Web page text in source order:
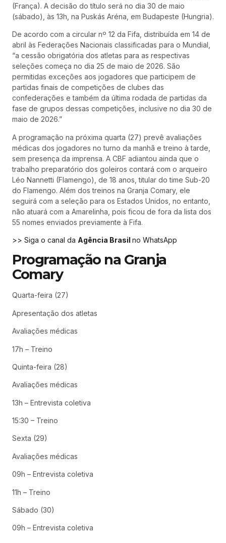
(França). A decisão do título será no dia 30 de maio
(sábado), às 13h, na Puskás Aréna, em Budapeste (Hungria).
De acordo com a circular nº 12 da Fifa, distribuída em 14 de
abril às Federações Nacionais classificadas para o Mundial,
“a cessão obrigatória dos atletas para as respectivas
seleções começa no dia 25 de maio de 2026. São
permitidas exceções aos jogadores que participem de
partidas finais de competições de clubes das
confederações e também da última rodada de partidas da
fase de grupos dessas competições, inclusive no dia 30 de
maio de 2026.”
A programação na próxima quarta (27) prevê avaliações
médicas dos jogadores no turno da manhã e treino à tarde,
sem presença da imprensa. A CBF adiantou ainda que o
trabalho preparatório dos goleiros contará com o arqueiro
Léo Nannetti (Flamengo), de 18 anos, titular do time Sub-20
do Flamengo. Além dos treinos na Granja Comary, ele
seguirá com a seleção para os Estados Unidos, no entanto,
não atuará com a Amarelinha, pois ficou de fora da lista dos
55 nomes enviados previamente à Fifa.
>> Siga o canal da Agência Brasil no WhatsApp
Programação na Granja
Comary
Quarta-feira (27)
Apresentação dos atletas
Avaliações médicas
17h – Treino
Quinta-feira (28)
Avaliações médicas
13h – Entrevista coletiva
15:30 – Treino
Sexta (29)
Avaliações médicas
09h – Entrevista coletiva
11h – Treino
Sábado (30)
09h – Entrevista coletiva